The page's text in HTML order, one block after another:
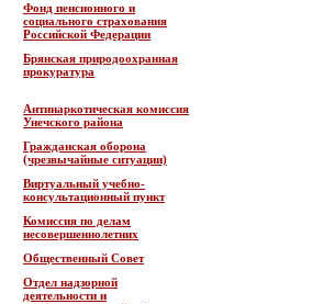
Фонд пенсионного и
социального страхования
Российской Федерации
Брянская природоохранная
прокуратура
Антинаркотическая комиссия
Унечского района
Гражданская оборона
(чрезвычайные ситуации)
Виртуальный учебно-
консультационный пункт
Комиссия по делам
несовершеннолетних
Общественный Совет
Отдел надзорной
деятельности и